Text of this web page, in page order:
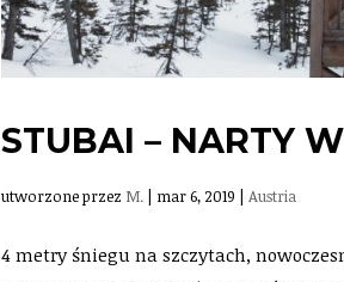
STUBAI – NARTY
utworzone przez M. | mar 6, 2019 |Austria
4 metry śniegu na szczytach,